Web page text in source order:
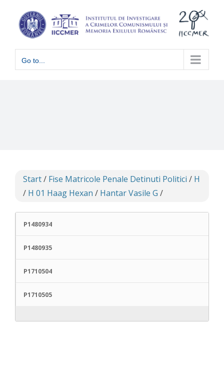
content
Go to...
Start/ Fise Matricole Penale Detinuti Politici / H
/ H 01 Haag Hexan / Hantar Vasile G /
P1480934
P1480935
P1710504
P1710505